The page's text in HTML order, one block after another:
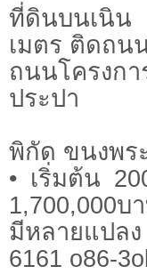
ที่ดินบนเนิน
เมตร ติดถน
ถนนโครง
ประปา
พิกัด ขนงพร
• เริ่มต้น
1,700,000บ
มีหลายแปล
6161 o86-